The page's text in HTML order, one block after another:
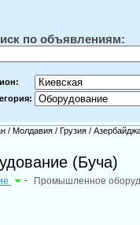
по объявлениям:
/ Молдавия / Грузия /
(Буча)
- Промышленное